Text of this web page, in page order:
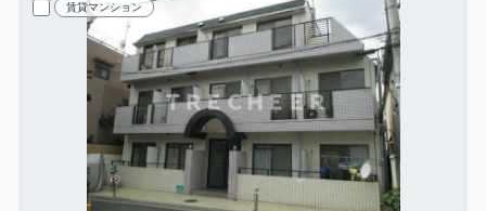
賃貸マンション